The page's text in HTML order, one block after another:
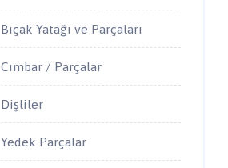
Bıçak Yatağı ve Parçaları
Cımbar / Parçalar
Dişliler
Yedek Parçalar